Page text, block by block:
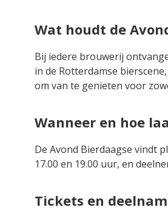
Wat houdt de
Bij iedere brouwerij
in de Rotterdamse
om van te genieten voor
Wanneer en hoe
De Avond Bierdaagse vindt
17.00 en 19.00 uur, en
Tickets en